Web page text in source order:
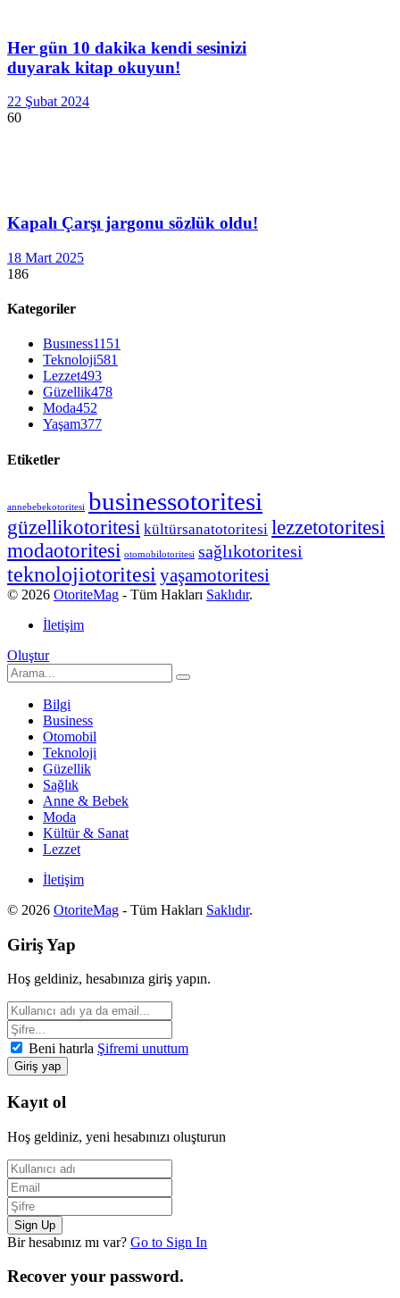
Her gün 10 dakika kendi sesinizi
duyarak kitap okuyun!
22 Şubat 2024
60
Kapalı Çarşı jargonu sözlük oldu!
18 Mart 2025
186
Kategoriler
Busıness1151
Teknoloji581
Lezzet493
Güzellik478
Moda452
Yaşam377
Etiketler
annebebekotoritesi businessotoritesi
güzellikotoritesi kültürsanatotoritesi lezzetotoritesi
modaotoritesi otomobilotoritesi sağlıkotoritesi
teknolojiotoritesi yaşamotoritesi
© 2026 OtoriteMag - Tüm Hakları Saklıdır.
İletişim
Oluştur
Bilgi
Business
Otomobil
Teknoloji
Güzellik
Sağlık
Anne & Bebek
Moda
Kültür & Sanat
Lezzet
İletişim
© 2026 OtoriteMag - Tüm Hakları Saklıdır.
Giriş Yap
Hoş geldiniz, hesabınıza giriş yapın.
Beni hatırla Şifremi unuttum
Kayıt ol
Hoş geldiniz, yeni hesabınızı oluşturun
Bir hesabınız mı var? Go to Sign In
Recover your password.